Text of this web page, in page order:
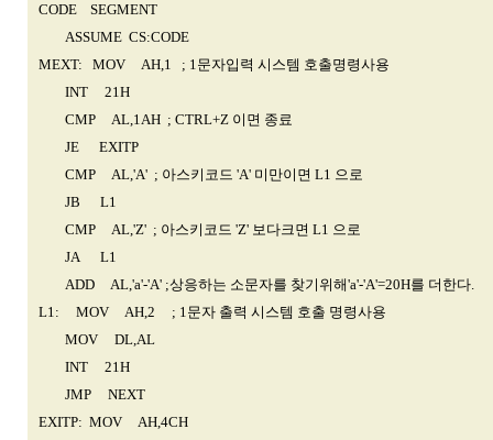
CODE SEGMENT
ASSUME CS:CODE
MEXT: MOV AH,1 ; 1문자입력 시스템 호출명령사용
INT 21H
CMP AL,1AH ; CTRL+Z 이면 종료
JE EXITP
CMP AL,'A' ; 아스키코드 'A' 미만이면 L1 으로
JB L1
CMP AL,'Z' ; 아스키코드 'Z' 보다크면 L1 으로
JA L1
ADD AL,'a'-'A' ;상응하는 소문자를 찾기위해'a'-'A'=20H를 더한다.
L1: MOV AH,2 ; 1문자 출력 시스템 호출 명령사용
MOV DL,AL
INT 21H
JMP NEXT
EXITP: MOV AH,4CH